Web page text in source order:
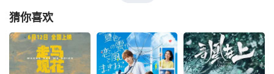
猜你喜欢